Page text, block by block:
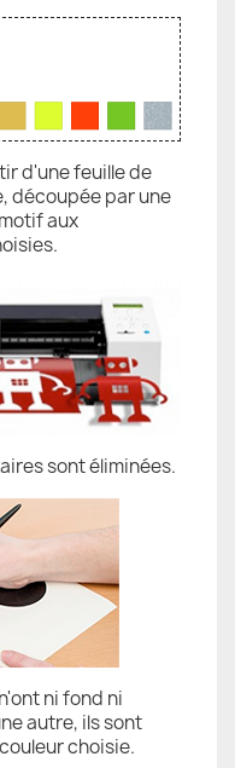
d'une feuille de
découpée par une
aux
sont éliminées.
ni fond ni
autre, ils sont
choisie.